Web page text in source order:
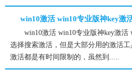
win10激活 win10专业版神key激
win10激活 win10专业版神key激
选择搜索激活，但是大部分用的激活
激活都是有时间限制的，虽然到.....